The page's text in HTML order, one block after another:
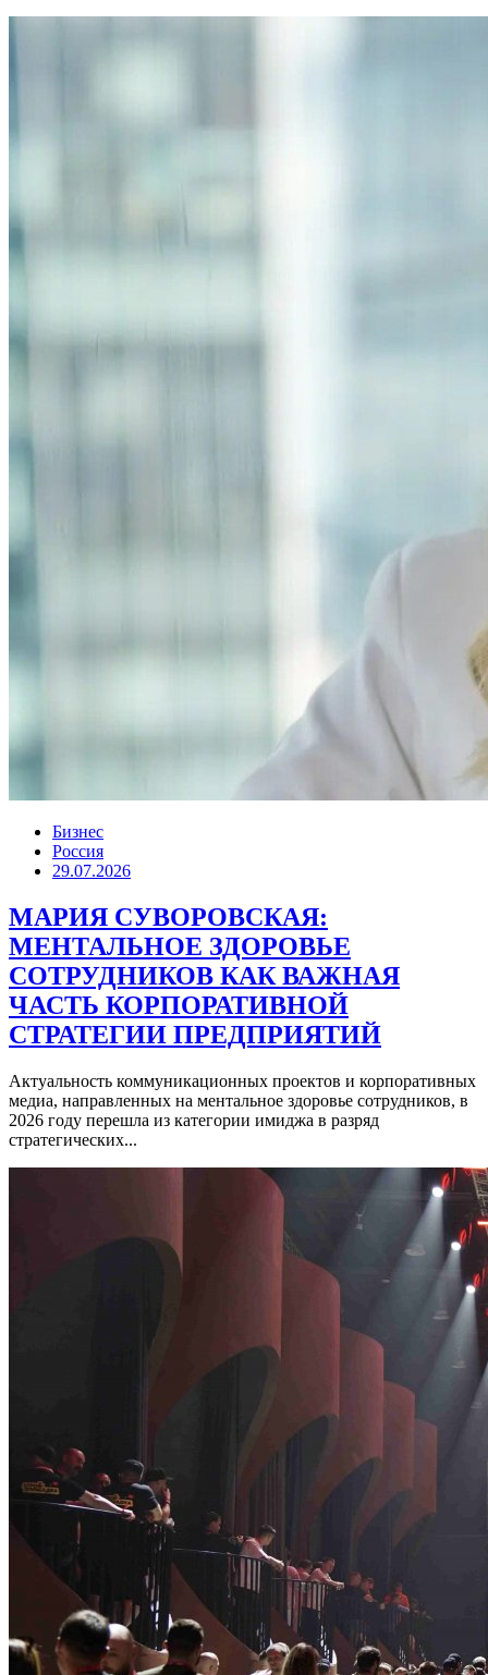
Бизнес
Россия
29.07.2026
МАРИЯ СУВОРОВСКАЯ:
МЕНТАЛЬНОЕ ЗДОРОВЬЕ
СОТРУДНИКОВ КАК ВАЖНАЯ
ЧАСТЬ КОРПОРАТИВНОЙ
СТРАТЕГИИ ПРЕДПРИЯТИЙ
Актуальность коммуникационных проектов и корпоративных
медиа, направленных на ментальное здоровье сотрудников, в
2026 году перешла из категории имиджа в разряд
стратегических...